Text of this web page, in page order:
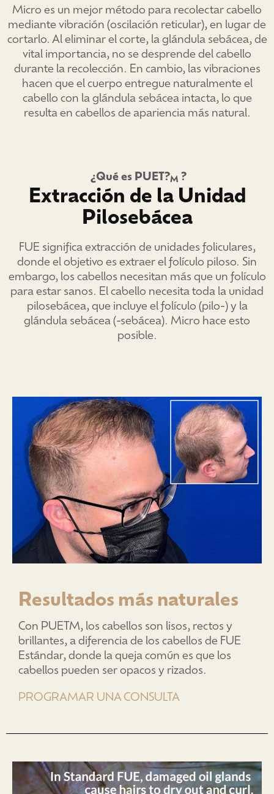
Micro es un mejor método para recolectar cabello
mediante vibración (oscilación reticular), en lugar de
cortarlo. Al eliminar el corte, la glándula sebácea, de
vital importancia, no se desprende del cabello
durante la recolección. En cambio, las vibraciones
hacen que el cuerpo entregue naturalmente el
cabello con la glándula sebácea intacta, lo que
resulta en cabellos de apariencia más natural.
¿Qué es PUET?M ?
Extracción de la Unidad
Pilosebácea
FUE significa extracción de unidades foliculares,
donde el objetivo es extraer el folículo piloso. Sin
embargo, los cabellos necesitan más que un folículo
para estar sanos. El cabello necesita toda la unidad
pilosebácea, que incluye el folículo (pilo-) y la
glándula sebácea (-sebácea). Micro hace esto
posible.
Resultados más naturales
Con PUETM, los cabellos son lisos, rectos y
brillantes, a diferencia de los cabellos de FUE
Estándar, donde la queja común es que los
cabellos pueden ser opacos y rizados.
PROGRAMAR UNA CONSULTA